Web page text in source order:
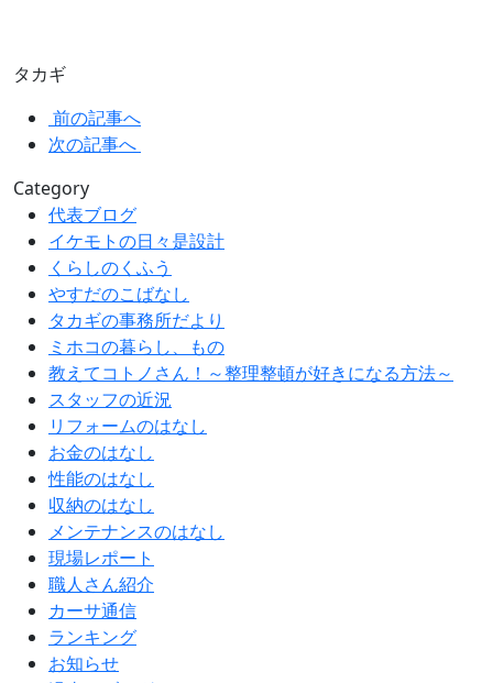
タカギ
前の記事へ
次の記事へ
Category
代表ブログ
イケモトの日々是設計
くらしのくふう
やすだのこばなし
タカギの事務所だより
ミホコの暮らし、もの
教えてコトノさん！～整理整頓が好きになる方法～
スタッフの近況
リフォームのはなし
お金のはなし
性能のはなし
収納のはなし
メンテナンスのはなし
現場レポート
職人さん紹介
カーサ通信
ランキング
お知らせ